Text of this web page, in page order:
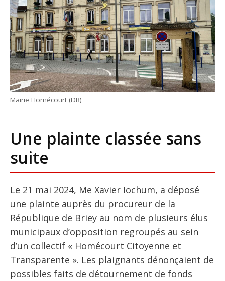
Mairie Homécourt (DR)
Une plainte classée sans
suite
Le 21 mai 2024, Me Xavier Iochum, a déposé
une plainte auprès du procureur de la
République de Briey au nom de plusieurs élus
municipaux d’opposition regroupés au sein
d’un collectif « Homécourt Citoyenne et
Transparente ». Les plaignants dénonçaient de
possibles faits de détournement de fonds